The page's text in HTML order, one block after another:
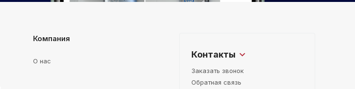
Компания
О нас
Контакты
Заказать звонок
Обратная связь